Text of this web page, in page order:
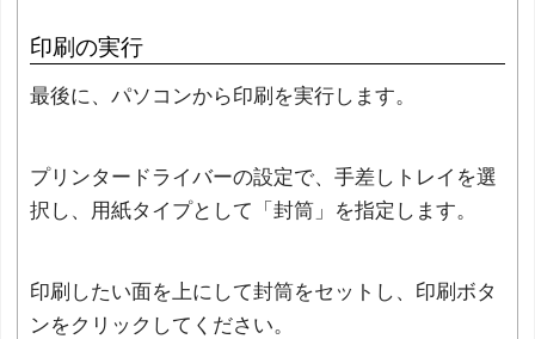
印刷の実行
最後に、パソコンから印刷を実行します。
プリンタードライバーの設定で、手差しトレイを選
択し、用紙タイプとして「封筒」を指定します。
印刷したい面を上にして封筒をセットし、印刷ボタ
ンをクリックしてください。